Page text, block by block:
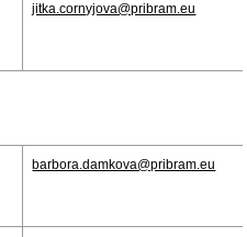
jitka.cornyjova@pribram.eu
barbora.damkova@pribram.eu